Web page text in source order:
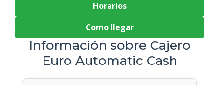
Horarios
Como llegar
Información sobre Cajero
Euro Automatic Cash